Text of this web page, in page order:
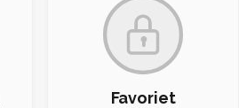
Favoriet